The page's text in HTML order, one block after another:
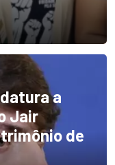
a
Jair
de